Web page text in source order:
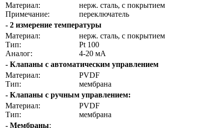
Материал:
Примечание:
нерж. сталь, с покрытием
переключатель
- 2 измерение температуры
Материал:
Тип:
Аналог:
нерж. сталь, с покрытием
Pt 100
4-20 мА
- Клапаны с автоматическим управлением
Материал:
Тип:
PVDF
мембрана
- Клапаны с ручным управлением:
Материал:
Тип:
PVDF
мембрана
- Мембраны: